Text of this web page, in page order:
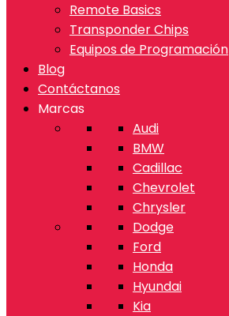
Remote Basics
Transponder Chips
Equipos de Programación
Blog
Contáctanos
Marcas
Audi
BMW
Cadillac
Chevrolet
Chrysler
Dodge
Ford
Honda
Hyundai
Kia